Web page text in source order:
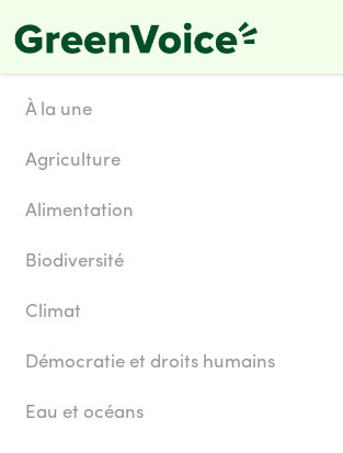
to
content
À la une
Agriculture
Alimentation
Biodiversité
Climat
Démocratie et droits humains
Eau et océans